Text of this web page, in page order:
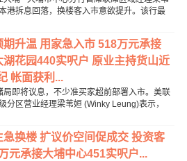
港拆息回落，换楼客入市意欲提升。该行最
期升温 用家急入市 518万元承接
湖花园440实呎户 原业主持货山近
帐面获利...
局即将议息，不少准买家超前部署入市。美联
分区营业经理梁苇姮 (Winky Leung)表示，
急换楼 扩议价空间促成交 投资客
元承接大埔中心451实呎户...